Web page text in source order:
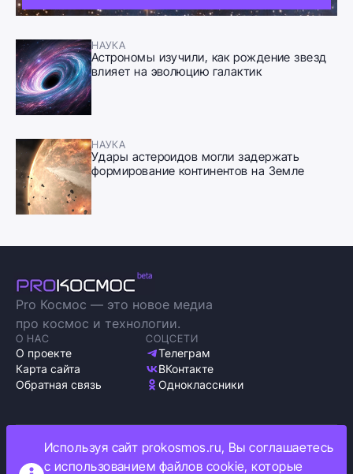
НАУКА
Астрономы изучили, как рождение звезд
влияет на эволюцию галактик
НАУКА
Удары астероидов могли задержать
формирование континентов на Земле
Pro Космос — это новое медиа
про космос и технологии.
О НАС
О проекте
Карта сайта
Обратная связь
СОЦСЕТИ
Телеграм
ВКонтакте
Одноклассники
Политика обработки персональных данных
Используя сайт prokosmos.ru, Вы соглашаетесь
с использованием файлов cookie, которые